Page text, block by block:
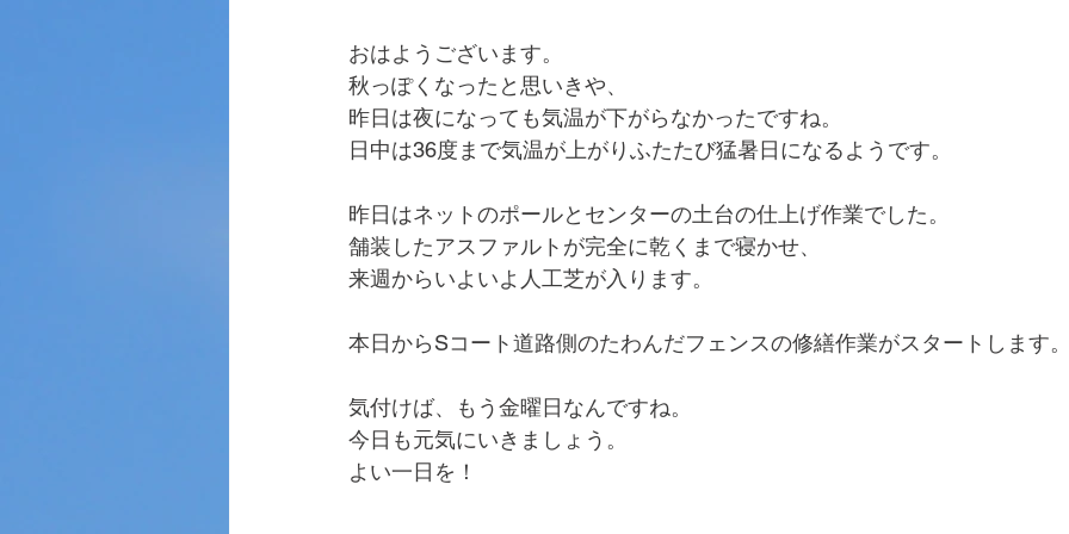
おはようございます。
秋っぽくなったと思いきや、
昨日は夜になっても気温が下がらなかったですね。
日中は36度まで気温が上がりふたたび猛暑日になるようです。
昨日はネットのポールとセンターの土台の仕上げ作業でした。
舗装したアスファルトが完全に乾くまで寝かせ、
来週からいよいよ人工芝が入ります。
本日からSコート道路側のたわんだフェンスの修繕作業がスタートします
気付けば、もう金曜日なんですね。
今日も元気にいきましょう。
よい一日を！